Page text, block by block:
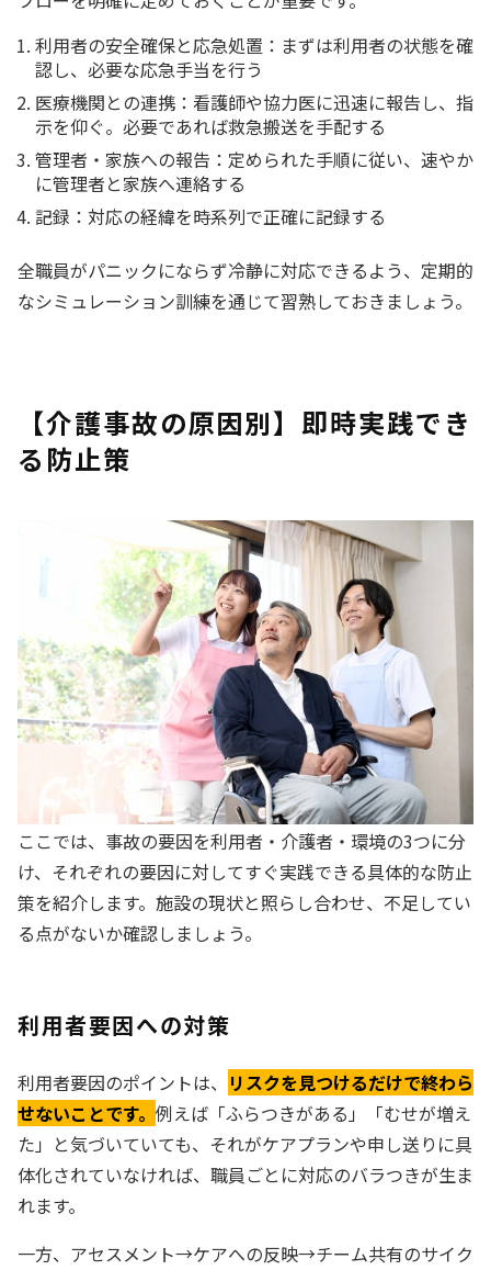
利用者の安全確保と応急処置：まずは利用者の状態を確
認し、必要な応急手当を行う
医療機関との連携：看護師や協力医に迅速に報告し、指
示を仰ぐ。必要であれば救急搬送を手配する
管理者・家族への報告：定められた手順に従い、速やか
に管理者と家族へ連絡する
記録：対応の経緯を時系列で正確に記録する
全職員がパニックにならず冷静に対応できるよう、定期的
なシミュレーション訓練を通じて習熟しておきましょう。
【介護事故の原因別】即時実践でき
る防止策
ここでは、事故の要因を利用者・介護者・環境の3つに分
け、それぞれの要因に対してすぐ実践できる具体的な防止
策を紹介します。施設の現状と照らし合わせ、不足してい
る点がないか確認しましょう。
利用者要因への対策
利用者要因のポイントは、 リスクを見つけるだけで終わら
せないことです。 例えば「ふらつきがある」「むせが増え
た」と気づいていても、それがケアプランや申し送りに具
体化されていなければ、職員ごとに対応のバラつきが生ま
れます。
一方、アセスメント→ケアへの反映→チーム共有のサイク